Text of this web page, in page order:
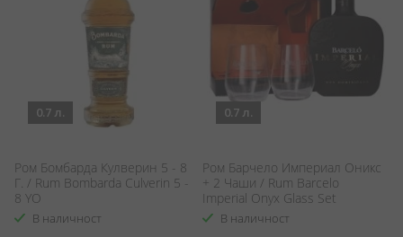
0.7 л.
Ром Бомбарда Кулверин 5 - 8
Г. / Rum Bombarda Culverin 5 -
8 YO
В наличност
0.7 л.
Ром Барчело Империал Оникс
+ 2 Чаши / Rum Barcelo
Imperial Onyx Glass Set
В наличност